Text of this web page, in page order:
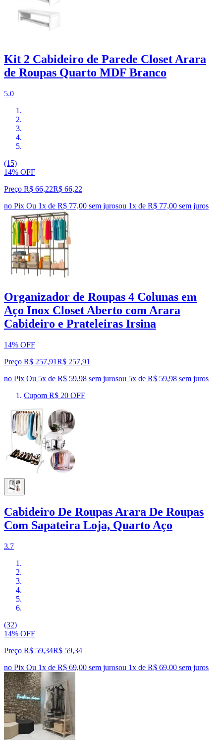
Kit 2 Cabideiro de Parede Closet Arara
de Roupas Quarto MDF Branco
5.0
(15)
14% OFF
Preço R$ 66,22R$ 66,22
no Pix Ou 1x de R$ 77,00 sem jurosou 1x de R$ 77,00 sem juros
Organizador de Roupas 4 Colunas em
Aço Inox Closet Aberto com Arara
Cabideiro e Prateleiras Irsina
14% OFF
Preço R$ 257,91R$ 257,91
no Pix Ou 5x de R$ 59,98 sem jurosou 5x de R$ 59,98 sem juros
Cupom R$ 20 OFF
Cabideiro De Roupas Arara De Roupas
Com Sapateira Loja, Quarto Aço
3.7
(32)
14% OFF
Preço R$ 59,34R$ 59,34
no Pix Ou 1x de R$ 69,00 sem jurosou 1x de R$ 69,00 sem juros